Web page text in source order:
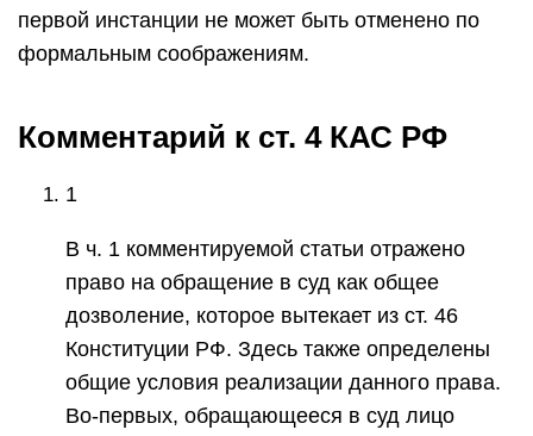
первой инстанции не может быть отменено по
формальным соображениям.
Комментарий к ст. 4 КАС РФ
1
В ч. 1 комментируемой статьи отражено
право на обращение в суд как общее
дозволение, которое вытекает из ст. 46
Конституции РФ. Здесь также определены
общие условия реализации данного права.
Во-первых, обращающееся в суд лицо